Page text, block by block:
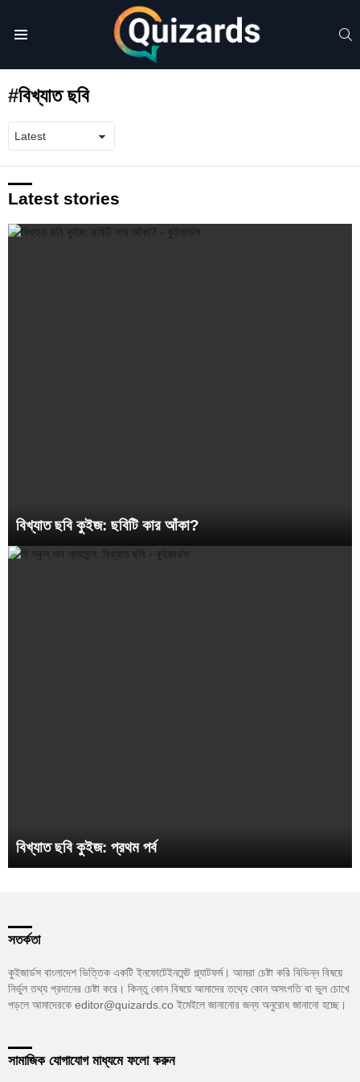
বিখ্যাত ছবি
Latest stories
বিখ্যাত ছবি কুইজ: ছবিটি কার আঁকা?
বিখ্যাত ছবি কুইজ: প্রথম পর্ব
সতর্কতা
কুইজার্ডস বাংলাদেশ ভিত্তিক একটি ইনফোটেইনমেন্ট প্ল্যাটফর্ম। আমরা চেষ্টা করি বিভিন্ন বিষয়ে
নির্ভুল তথ্য প্রদানের চেষ্টা করে। কিন্তু কোন বিষয়ে আমাদের তথ্যে কোন অসংগতি বা ভুল চোখে
পড়লে আমাদেরকে editor@quizards.co ইমেইলে জানানোর জন্য অনুরোধ জানানো হচ্ছে।
সামাজিক যোগাযোগ মাধ্যমে ফলো করুন